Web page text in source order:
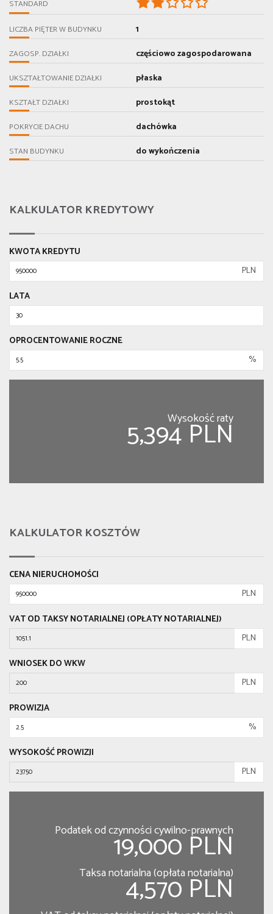
STANDARD
LICZBA PIĘTER W BUDYNKU 1
ZAGOSP. DZIAŁKI częściowo zagospodarowana
UKSZTAŁTOWANIE DZIAŁKI płaska
KSZTAŁT DZIAŁKI prostokąt
POKRYCIE DACHU dachówka
STAN BUDYNKU do wykończenia
KALKULATOR KREDYTOWY
KWOTA KREDYTU
PLN
LATA
OPROCENTOWANIE ROCZNE
%
Wysokość raty
5,394 PLN
KALKULATOR KOSZTÓW
CENA NIERUCHOMOŚCI
PLN
VAT OD TAKSY NOTARIALNEJ (OPŁATY NOTARIALNEJ)
PLN
WNIOSEK DO WKW
PLN
PROWIZJA
%
WYSOKOŚĆ PROWIZJI
PLN
Podatek od czynności cywilno-prawnych
19,000 PLN
Taksa notarialna (opłata notarialna)
4,570 PLN